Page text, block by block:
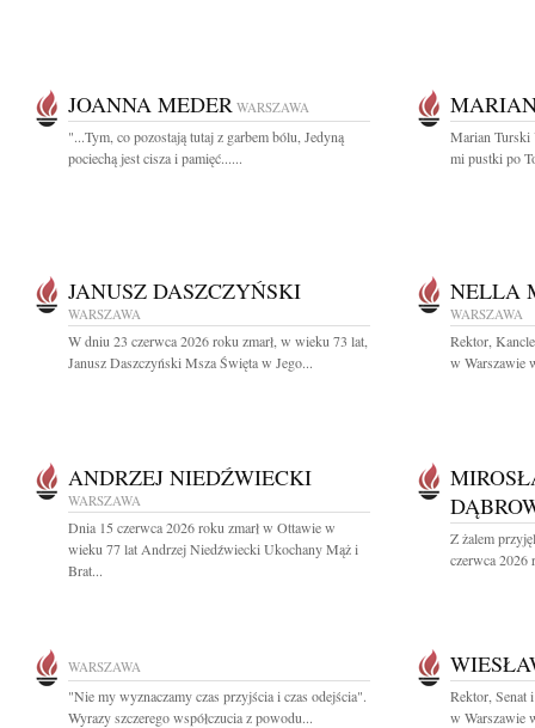
JOANNA MEDER WARSZAWA
"...Tym, co pozostają tutaj z garbem bólu, Jedyną
pociechą jest cisza i pamięć......
Marian Turski
mi pustki po
JANUSZ DASZCZYŃSKI
WARSZAWA
W dniu 23 czerwca 2026 roku zmarł, w wieku 73 lat,
Janusz Daszczyński Msza Święta w Jego...
NELLA
WARSZAWA
Rektor,
w Warszawie
ANDRZEJ NIEDŹWIECKI
WARSZAWA
Dnia 15 czerwca 2026 roku zmarł w Ottawie w
wieku 77 lat Andrzej Niedźwiecki Ukochany Mąż i
Brat...
Z żalem
czerwca 2026
WARSZAWA
"Nie my wyznaczamy czas przyjścia i czas odejścia".
Wyrazy szczerego współczucia z powodu...
Rektor, Senat
w Warszawie